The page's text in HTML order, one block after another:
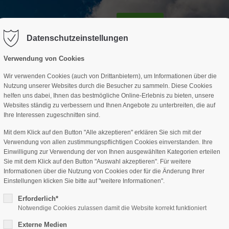
"offcanvas-col2" existiert leider
Der Eintrag "offcanvas-col3"
nicht.
Datenschutzeinstellungen
Verwendung von Cookies
Wir verwenden Cookies (auch von Drittanbietern), um Informationen über die
Nutzung unserer Websites durch die Besucher zu sammeln. Diese Cookies
helfen uns dabei, Ihnen das bestmögliche Online-Erlebnis zu bieten, unsere
Websites ständig zu verbessern und Ihnen Angebote zu unterbreiten, die auf
Ihre Interessen zugeschnitten sind.
Mit dem Klick auf den Button "Alle akzeptieren" erklären Sie sich mit der
Verwendung von allen zustimmungspflichtigen Cookies einverstanden. Ihre
Einwilligung zur Verwendung der von Ihnen ausgewählten Kategorien erteilen
Sie mit dem Klick auf den Button "Auswahl akzeptieren". Für weitere
Informationen über die Nutzung von Cookies oder für die Änderung Ihrer
Einstellungen klicken Sie bitte auf "weitere Informationen".
Erforderlich*
Notwendige Cookies zulassen damit die Website korrekt funktioniert
Externe Medien